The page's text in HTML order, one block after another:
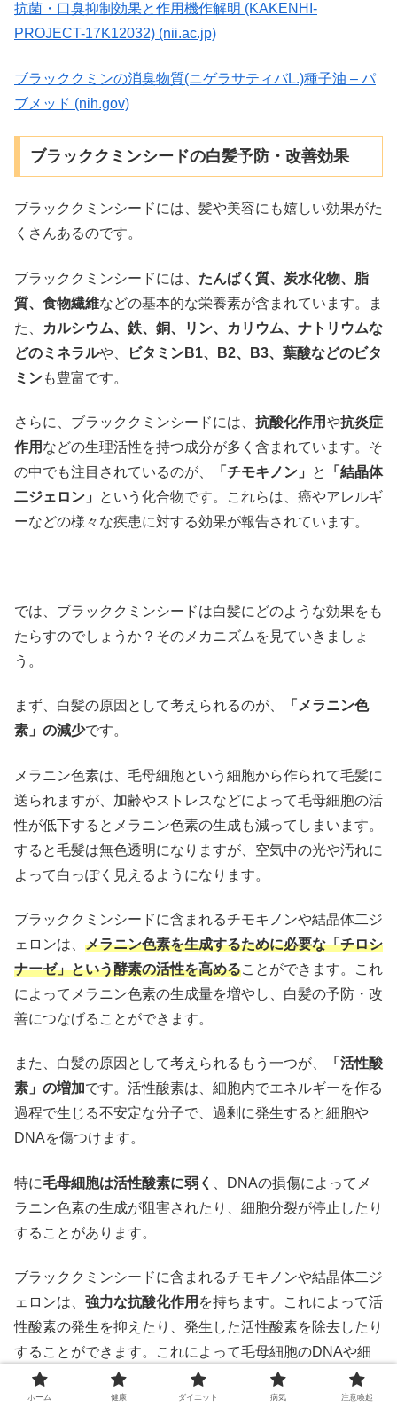
抗菌・口臭抑制効果と作用機作解明 (KAKENHI-
PROJECT-17K12032) (nii.ac.jp)
ブラッククミンの消臭物質(ニゲラサティバL.)種子油 – パ
ブメッド (nih.gov)
ブラッククミンシードの白髪予防・改善効果
ブラッククミンシードには、髪や美容にも嬉しい効果がた
くさんあるのです。
ブラッククミンシードには、 たんぱく質、炭水化物、脂
質、食物繊維などの基本的な栄養素が含まれています。ま
た、
カルシウム、鉄、銅、リン、カリウム、ナトリウムな
どのミネラルや、
ビタミンB1、B2、B3、葉酸などのビタ
ミンも豊富です。
さらに、ブラッククミンシードには、 抗酸化作用や抗炎症
作用 などの生理活性を持つ成分が多く含まれています。そ
の中でも注目されているのが、
「チモキノン」 と
「結晶体
二ジェロン」
という化合物です。これらは、癌やアレルギ
ーなどの様々な疾患に対する効果が報告されています。
では、ブラッククミンシードは白髪にどのような効果をも
たらすのでしょうか？そのメカニズムを見ていきましょ
う。
まず、白髪の原因として考えられるのが、
「メラニン色
素」の減少です。
メラニン色素は、毛母細胞という細胞から作られて毛髪に
送られますが、加齢やストレスなどによって毛母細胞の活
性が低下するとメラニン色素の生成も減ってしまいます。
すると毛髪は無色透明になりますが、空気中の光や汚れに
よって白っぽく見えるようになります。
ブラッククミンシードに含まれるチモキノンや結晶体二ジ
ェロンは、 メラニン色素を生成するために必要な「チロシ
ナーゼ」という酵素の活性を高めることができます。これ
によってメラニン色素の生成量を増やし、白髪の予防・改
善につなげることができます。
また、白髪の原因として考えられるもう一つが、
「活性酸
素」の増加です。活性酸素は、細胞内でエネルギーを作る
過程で生じる不安定な分子で、過剰に発生すると細胞や
DNAを傷つけます。
特に毛母細胞は活性酸素に弱く
、DNAの損傷によってメ
ラニン色素の生成が阻害されたり、細胞分裂が停止したり
することがあります。
ブラッククミンシードに含まれるチモキノンや結晶体二ジ
ェロンは、 強力な抗酸化作用 を持ちます。これによって活
性酸素の発生を抑えたり、発生した活性酸素を除去したり
することができます。これによって毛母細胞のDNAや細
胞膜を保護し、メラニン色素の生成を維持したり、細胞分
裂を促進したりすることができます。
ホーム 健康 ダイエット 病気 注意喚起